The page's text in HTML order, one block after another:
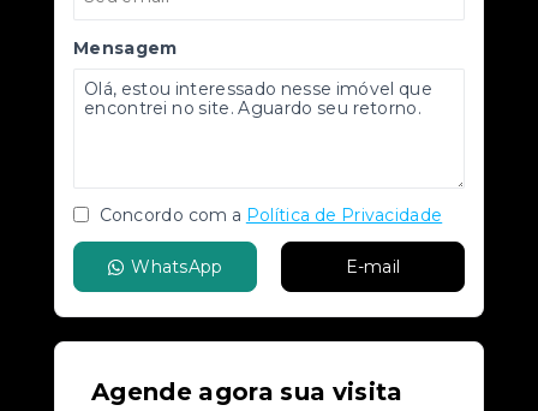
Mensagem
Concordo com a Política de Privacidade
WhatsApp E-mail
Agende agora sua visita